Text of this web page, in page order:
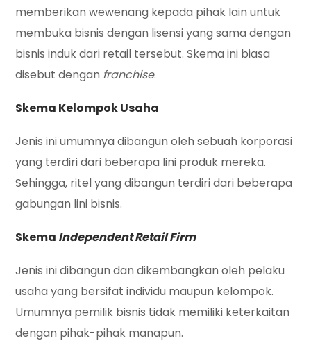
memberikan wewenang kepada pihak lain untuk
membuka bisnis dengan lisensi yang sama dengan
bisnis induk dari retail tersebut. Skema ini biasa
disebut dengan franchise.
Skema Kelompok Usaha
Jenis ini umumnya dibangun oleh sebuah korporasi
yang terdiri dari beberapa lini produk mereka.
Sehingga, ritel yang dibangun terdiri dari beberapa
gabungan lini bisnis.
Skema Independent Retail Firm
Jenis ini dibangun dan dikembangkan oleh pelaku
usaha yang bersifat individu maupun kelompok.
Umumnya pemilik bisnis tidak memiliki keterkaitan
dengan pihak-pihak manapun.